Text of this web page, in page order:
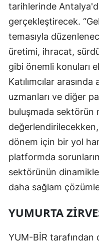
tarihlerinde
gerçekleştirecek.
temasıyla
üretimi, ihracat,
gibi önemli konuları
Katılımcılar
uzmanları ve diğer
buluşmada sektörün
dönem için bir yol
platformda
sektörünün
daha sağlam
YUMURTA
YUM-BİR tarafından